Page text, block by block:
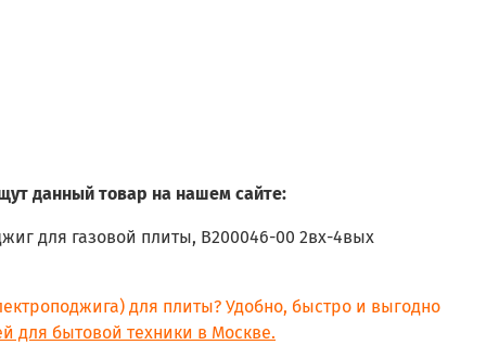
данный товар на нашем сайте:
для газовой плиты, B200046-00 2вх-4вых
для плиты? Удобно, быстро и выгодно
для бытовой техники в Москве.